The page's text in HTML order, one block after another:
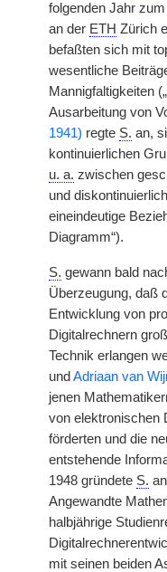
folgenden Jahr zum
an der ETH Zürich
befaßten sich mit
wesentliche
Mannigfaltigkeiten
Ausarbeitung von
1941) regte S. an,
kontinuierlichen
u. a. zwischen
und
eineindeutige
Diagramm“).
S. gewann bald
Überzeugung, daß
Entwicklung von
Digitalrechnern
Technik erlangen
und Adriaan van
jenen
von elektronischen
förderten und die
entstehende
1948 gründete S.
Angewandte
halbjährige
mit seinen beiden